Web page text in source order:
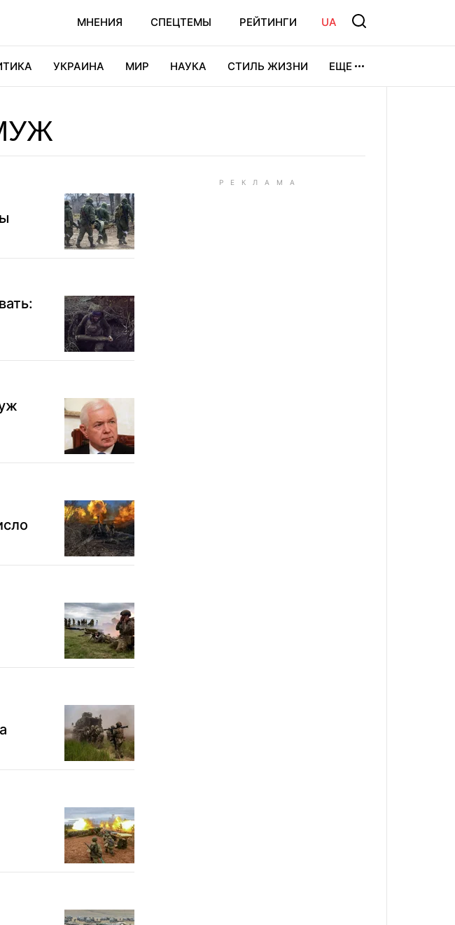
МНЕНИЯ СПЕЦТЕМЫ РЕЙТИНГИ UA
УКРАИНА МИР НАУКА СТИЛЬ ЖИЗНИ ЕЩЕ